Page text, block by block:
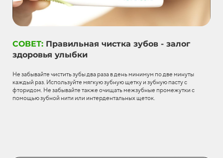
СОВЕТ: Правильная чистка зубов - залог
здоровья улыбки
Не забывайте чистить зубы два раза в день минимум по две минуты
каждый раз. Используйте мягкую зубную щетку и зубную пасту с
фторидом. Не забывайте также очищать межзубные промежутки с
помощью зубной нити или интердентальных щеток.